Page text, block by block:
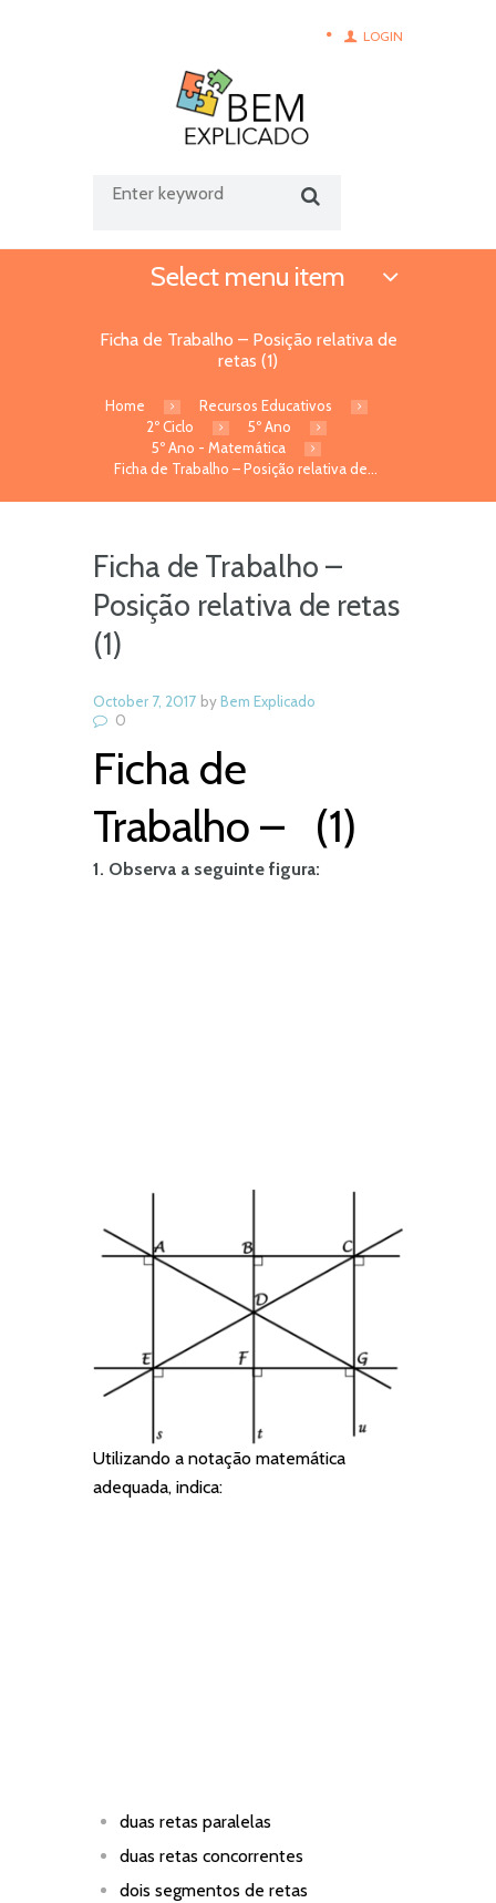
LOGIN
Select menu item
Ficha de Trabalho – Posição relativa de
retas (1)
Home
Recursos Educativos
2º Ciclo
5º Ano
5º Ano - Matemática
Ficha de Trabalho – Posição relativa de...
Ficha de Trabalho –
Posição relativa de retas
(1)
October 7, 2017 byBem Explicado
0
Ficha de
Trabalho – (1)
1. Observa a seguinte figura:
Utilizando a notação matemática
adequada, indica:
duas retas paralelas
duas retas concorrentes
dois segmentos de retas